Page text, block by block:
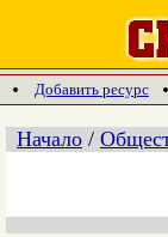
Добавить ресурс
Начало /